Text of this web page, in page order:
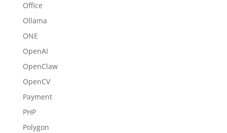
Office
Ollama
ONE
OpenAI
OpenClaw
OpenCV
Payment
PHP
Polygon